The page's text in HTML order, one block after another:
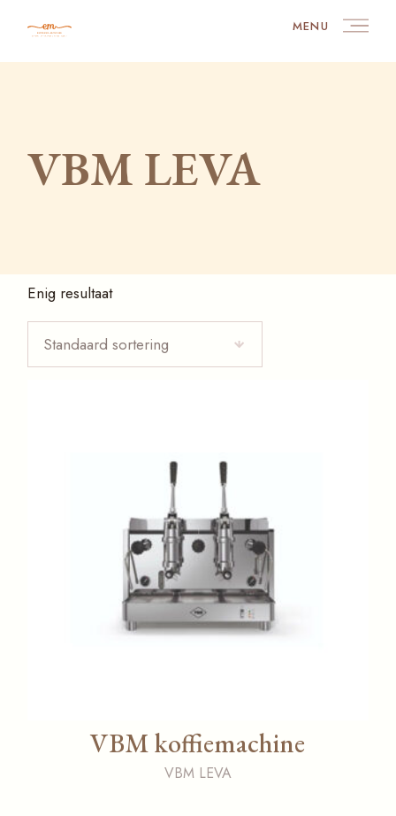
MENU
VBM LEVA
Enig resultaat
Standaard sortering
VBM koffiemachine
VBM LEVA